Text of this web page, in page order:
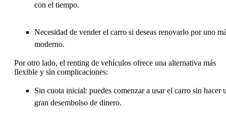
con el tiempo.
Necesidad de vender el carro si deseas renovarlo por uno
moderno.
Por otro lado, el renting de vehículos ofrece una alternativa más
flexible y sin complicaciones:
Sin cuota inicial: puedes comenzar a usar el carro sin hacer
gran desembolso de dinero.